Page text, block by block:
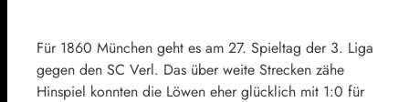
Für 1860 München geht es am 27. Spieltag der 3. Liga
gegen den SC Verl. Das über weite Strecken zähe
Hinspiel konnten die Löwen eher glücklich mit 1:0 für